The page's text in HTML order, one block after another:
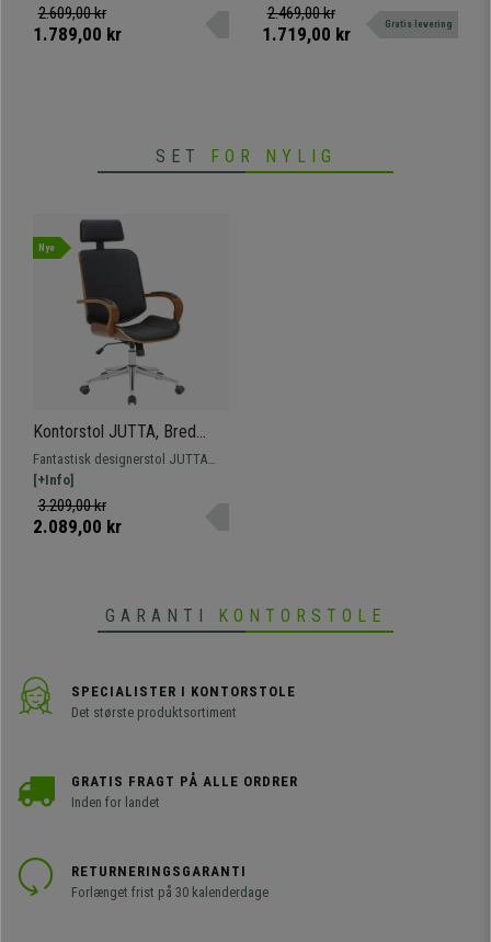
og Læder, Sort
kg. Imponerende design og
enestående komfort. Fremstillet af
2.609,00 kr
1.789,00 kr
Stålstruktur, i Hvid
læder. Robust metalfod.
2.469,00 kr
1.719,00 kr Gratis levering
SET FOR NYLIG
Nye
Kontorstol JUTTA, Bred
Polstring, Elegant Design I
Træ og Læder I Sort Farve
Fantastisk designerstol JUTTA
med polstring af valnøddefarvet
træ og betrukket med kunstlæder
af høj kvalitet, som fås i
[+Info]
3.209,00 kr
2.089,00 kr
GARANTI KONTORSTOLE
SPECIALISTER I KONTORSTOLE
Det største produktsortiment
GRATIS FRAGT PÅ ALLE ORDRER
Inden for landet
RETURNERINGSGARANTI
Forlænget frist på 30 kalenderdage